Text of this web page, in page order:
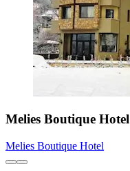
Melies Boutique Hotel
Melies Boutique Hotel